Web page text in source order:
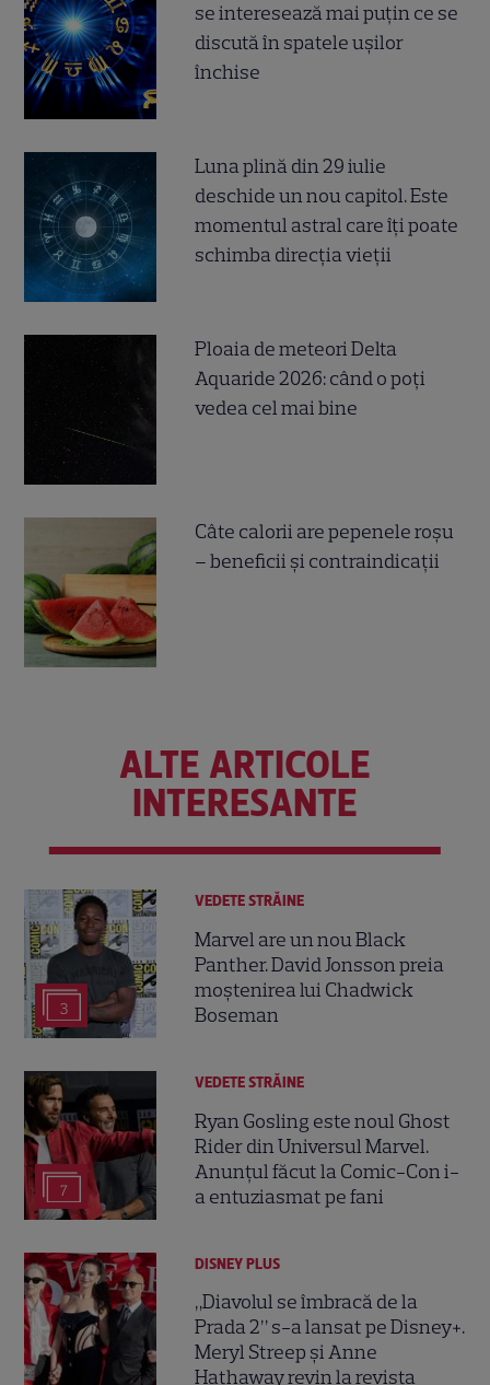
se interesează mai puțin ce se
discută în spatele ușilor
închise
Luna plină din 29 iulie
deschide un nou capitol. Este
momentul astral care îți poate
schimba direcția vieții
Ploaia de meteori Delta
Aquaride 2026: când o poți
vedea cel mai bine
Câte calorii are pepenele roșu
– beneficii și contraindicații
ALTE ARTICOLE
INTERESANTE
3
VEDETE STRĂINE
Marvel are un nou Black
Panther. David Jonsson preia
moștenirea lui Chadwick
Boseman
7
VEDETE STRĂINE
Ryan Gosling este noul Ghost
Rider din Universul Marvel.
Anunțul făcut la Comic-Con i-
a entuziasmat pe fani
DISNEY PLUS
„Diavolul se îmbracă de la
Prada 2” s-a lansat pe Disney+.
Meryl Streep și Anne
Hathaway revin la revista